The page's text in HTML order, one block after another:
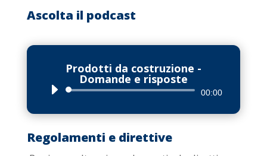
Ascolta il podcast
Prodotti da costruzione -
Domande e risposte
Audio
00:00
Regolamenti e direttive